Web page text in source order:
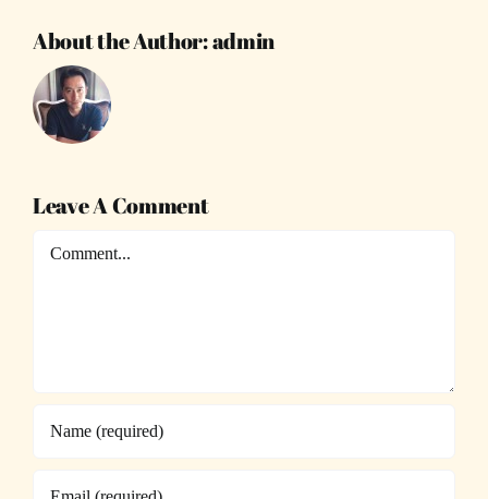
About the Author:admin
Leave A Comment
Comment